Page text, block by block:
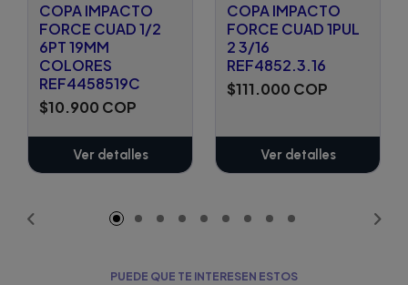
COPA IMPACTO
FORCE CUAD 1/2
6PT 19MM
COLORES
REF4458519C
$10.900 COP
Ver detalles
COPA IMPACTO
FORCE CUAD 1PUL
2 3/16
REF4852.3.16
$111.000 COP
Ver detalles
PUEDE QUE TE INTERESEN ESTOS